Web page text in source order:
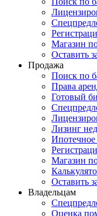
Магазин
Оставить
Продажа
Поиск по
Права
Готовый
Лизинг
Ипотечное
Магазин
Оставить
Владельцам
Оценка